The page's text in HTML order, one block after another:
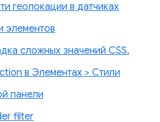
геолокации в датчиках
элементов
сложных значений CSS.
в Элементах > Стили
панели
filter